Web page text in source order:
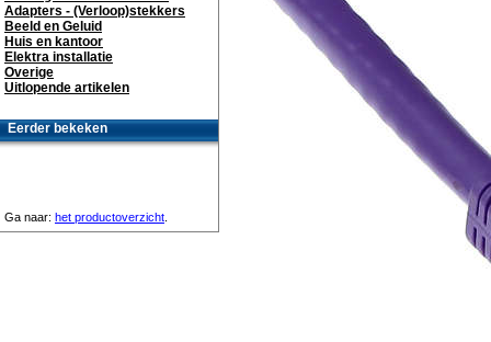
Adapters - (Verloop)stekkers
Beeld en Geluid
Huis en kantoor
Elektra installatie
Overige
Uitlopende artikelen
Eerder bekeken
Ga naar: het productoverzicht